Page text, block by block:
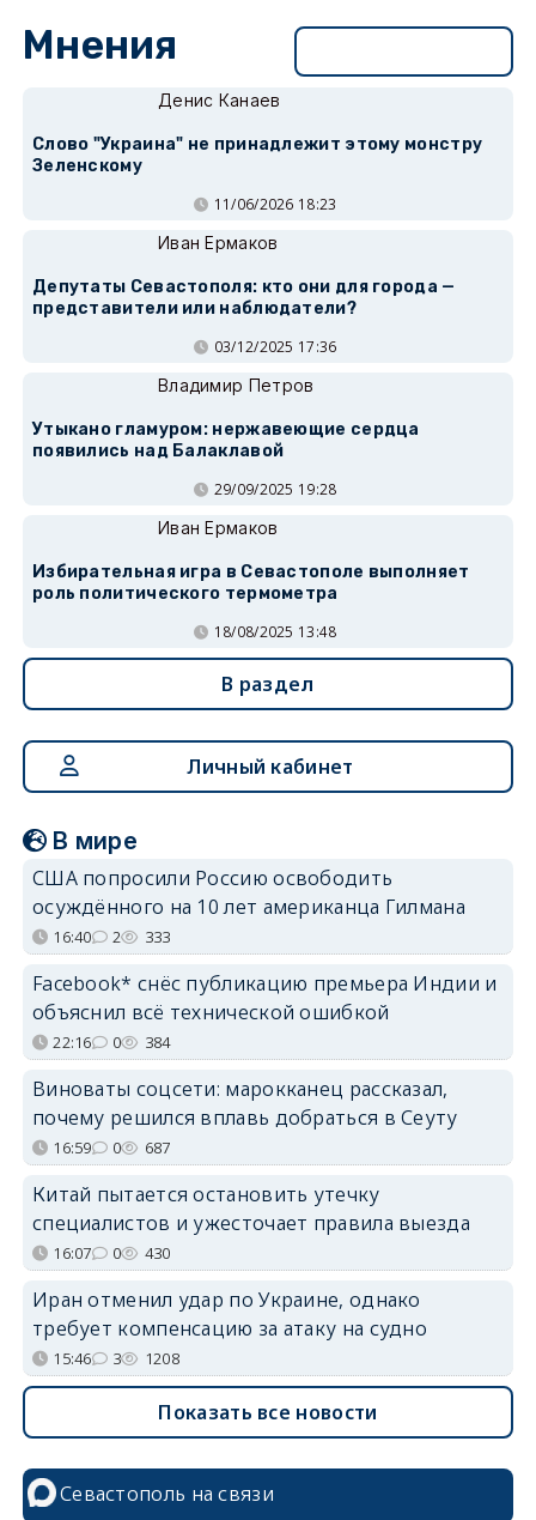
Мнения
Денис Канаев
Слово "Украина" не принадлежит этому монстру
Зеленскому
11/06/2026 18:23
Иван Ермаков
Депутаты Севастополя: кто они для города —
представители или наблюдатели?
03/12/2025 17:36
Владимир Петров
Утыкано гламуром: нержавеющие сердца
появились над Балаклавой
29/09/2025 19:28
Иван Ермаков
Избирательная игра в Севастополе выполняет
роль политического термометра
18/08/2025 13:48
В раздел
Личный кабинет
В мире
США попросили Россию освободить
осуждённого на 10 лет американца Гилмана
16:40 2 333
Facebook* снёс публикацию премьера Индии и
объяснил всё технической ошибкой
22:16 0 384
Виноваты соцсети: марокканец рассказал,
почему решился вплавь добраться в Сеуту
16:59 0 687
Китай пытается остановить утечку
специалистов и ужесточает правила выезда
16:07 0 430
Иран отменил удар по Украине, однако
требует компенсацию за атаку на судно
15:46 3 1208
Показать все новости
Севастополь на связи